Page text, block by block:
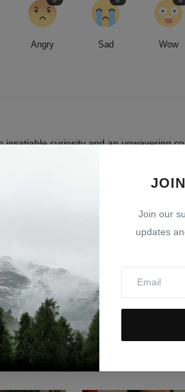
Join our
updates
Angry Sad Wow
curiosity and an unwavering
of stories, I strive to deliver timely